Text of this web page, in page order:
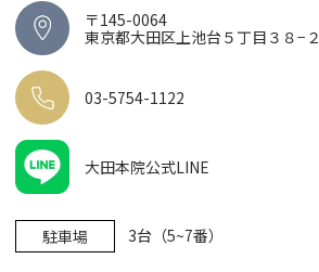
〒145-0064
東京都大田区上池台５丁目３８−２
03-5754-1122
大田本院公式LINE
駐車場 3台（5~7番）